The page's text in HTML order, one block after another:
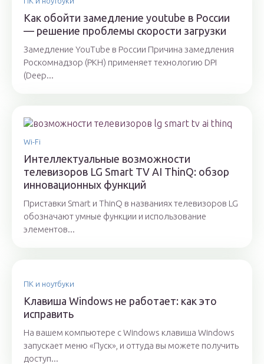
Как обойти замедление youtube в России
— решение проблемы скорости загрузки
Замедление YouTube в России Причина замедления
Роскомнадзор (РКН) применяет технологию DPI
(Deep...
Wi-Fi
Интеллектуальные возможности
телевизоров LG Smart TV AI ThinQ: обзор
инновационных функций
Приставки Smart и ThinQ в названиях телевизоров LG
обозначают умные функции и использование
элементов...
ПК и ноутбуки
Клавиша Windows не работает: как это
исправить
На вашем компьютере с Windows клавиша Windows
запускает меню «Пуск», и оттуда вы можете получить
доступ...